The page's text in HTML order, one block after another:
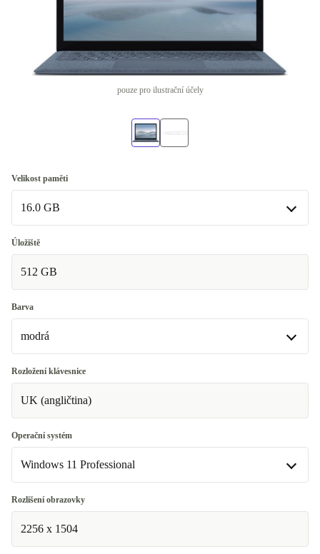
pouze pro ilustrační účely
Velikost paměti
16.0 GB
16.0 GB
K dispozici v jiné konfiguraci
8.0 GB | černá, Windows 11 Home
Úložiště
512 GB
Barva
modrá
modrá
černá
Rozložení klávesnice
UK (angličtina)
Operační systém
Windows 11 Professional
Windows 11 Professional
K dispozici v jiné konfiguraci
Windows 11 Home | černá
Rozlišení obrazovky
2256 x 1504